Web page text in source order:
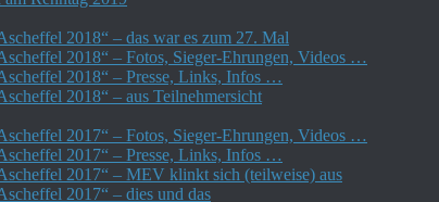
2018“ – das war es zum 27. Mal
2018“ – Fotos, Sieger-Ehrungen, Videos …
2018“ – Presse, Links, Infos …
2018“ – aus Teilnehmersicht
2017“ – Fotos, Sieger-Ehrungen, Videos …
2017“ – Presse, Links, Infos …
2017“ – MEV klinkt sich (teilweise) aus
2017“ – dies und das